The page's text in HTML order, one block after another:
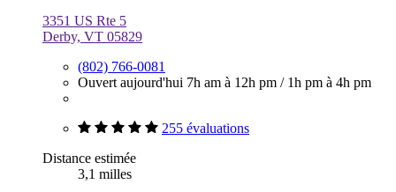
3351 US Rte 5
Derby, VT 05829
(802) 766-0081
Ouvert aujourd'hui 7h am à 12h pm / 1h pm à 4h pm
255 évaluations
Distance estimée
3,1 milles